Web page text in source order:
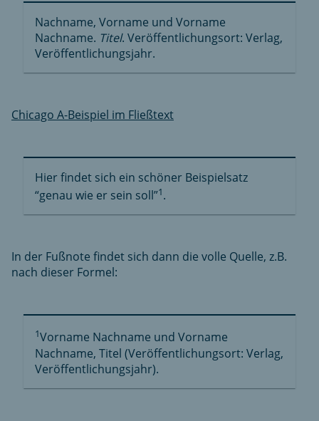
Nachname, Vorname und Vorname
Nachname. Titel. Veröffentlichungsort: Verlag,
Veröffentlichungsjahr.
Chicago A-Beispiel im Fließtext
Hier findet sich ein schöner Beispielsatz
“genau wie er sein soll”1.
In der Fußnote findet sich dann die volle Quelle, z.B.
nach dieser Formel:
1Vorname Nachname und Vorname
Nachname, Titel (Veröffentlichungsort: Verlag,
Veröffentlichungsjahr).